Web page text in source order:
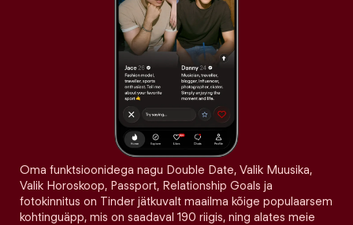
Oma funktsioonidega nagu Double Date, Valik Muusika,
Valik Horoskoop, Passport, Relationship Goals ja
fotokinnitus on Tinder jätkuvalt maailma kõige populaarsem
kohtinguäpp, mis on saadaval 190 riigis, ning alates meie